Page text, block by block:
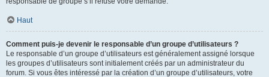
Haut
Comment puis-je devenir le responsable d’un groupe d’utilisateurs ?
Le responsable d’un groupe d’utilisateurs est généralement assigné lorsque
les groupes d’utilisateurs sont initialement créés par un administrateur du
forum. Si vous êtes intéressé par la création d’un groupe d’utilisateurs, votre